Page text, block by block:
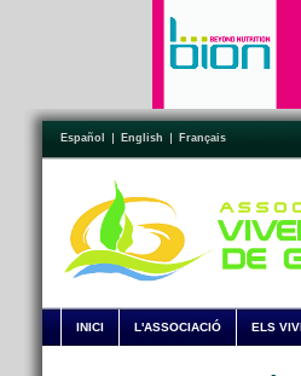
Español English Français
INICI L'ASSOCIACIÓ ELS